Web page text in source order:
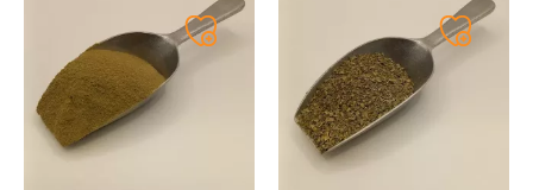
Ajouter
Ajouter